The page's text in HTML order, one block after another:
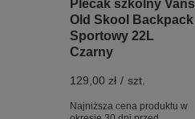
Plecak szkolny Vans
Old Skool Backpack
Sportowy 22L
Czarny
129,00 zł / szt.
Najniższa cena produktu w